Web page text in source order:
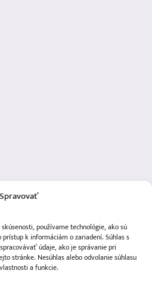
Spravovať
používame technológie, ako sú
k informáciám o zariadení. Súhlas s
údaje, ako je správanie pri
stránke. Nesúhlas alebo odvolanie súhlasu
a funkcie.